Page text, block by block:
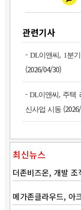
관련기사
-DL이앤씨, 1분
(2026/04/30)
-DL이앤씨, 주택
신사업 시동
최신뉴스
더존비즈온, 개발
메가존클라우드,